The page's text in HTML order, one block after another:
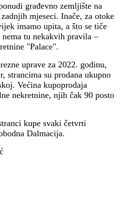
građevno zemljište na
mjeseci. Inače, za otoke
imamo upita, a što se tiče
tu nekakvih pravila –
"Palace".
uprave za 2022. godinu,
strancima su prodana ukupno
Većina kupoprodaja
nekretnine, njih čak 90 posto
kupe svaki četvrti
Dalmacija.